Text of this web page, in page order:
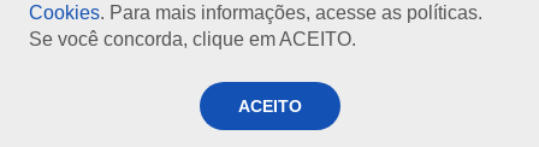
Cookies. Para mais informações, acesse as políticas.
Se você concorda, clique em ACEITO.
ACEITO
Planejamento
Organograma
Presidentes do CFC – Gestões anteriores